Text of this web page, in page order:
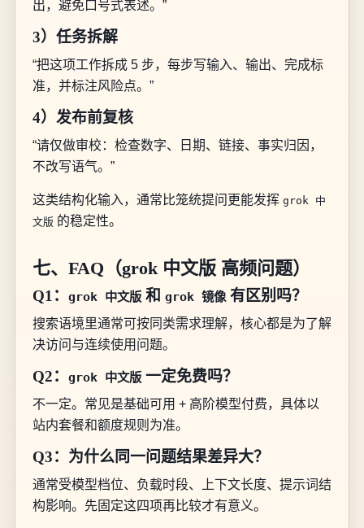
出，避免口号式表述。”
3）任务拆解
“把这项工作拆成 5 步，每步写输入、输出、完成标
准，并标注风险点。”
4）发布前复核
“请仅做审校：检查数字、日期、链接、事实归因，
不改写语气。”
这类结构化输入，通常比笼统提问更能发挥 grok 中
文版 的稳定性。
七、FAQ（grok 中文版 高频问题）
Q1： grok 中文版和 grok 镜像有区别吗？
搜索语境里通常可按同类需求理解，核心都是为了解
决访问与连续使用问题。
Q2： grok 中文版一定免费吗？
不一定。常见是基础可用 + 高阶模型付费，具体以
站内套餐和额度规则为准。
Q3：为什么同一问题结果差异大？
通常受模型档位、负载时段、上下文长度、提示词结
构影响。先固定这四项再比较才有意义。